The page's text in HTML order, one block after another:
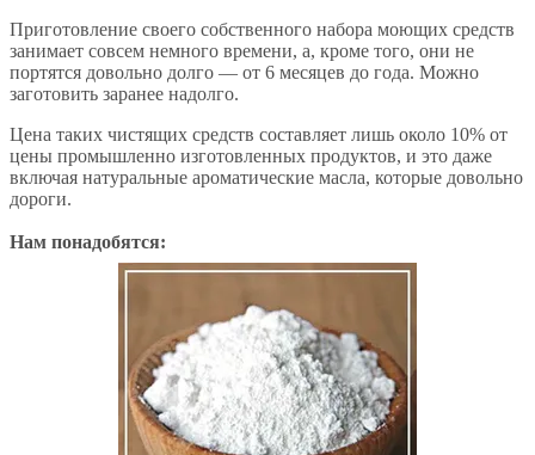
Приготовление своего собственного набора моющих средств
занимает совсем немного времени, а, кроме того, они не
портятся довольно долго — от 6 месяцев до года. Можно
заготовить заранее надолго.
Цена таких чистящих средств составляет лишь около 10% от
цены промышленно изготовленных продуктов, и это даже
включая натуральные ароматические масла, которые довольно
дороги.
Нам понадобятся: